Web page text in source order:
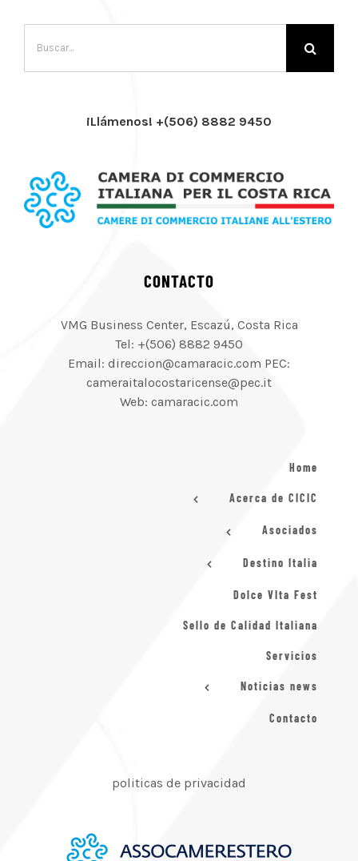
¡Llámenos! +(506) 8882 9450
CONTACTO
VMG Business Center, Escazú, Costa Rica
Tel: +(506) 8882 9450
Email: direccion@camaracic.com PEC:
cameraitalocostaricense@pec.it
Web: camaracic.com
Home
Acerca de CICIC
Asociados
Destino Italia
Dolce VIta Fest
Sello de Calidad Italiana
Servicios
Noticias news
Contacto
politicas de privacidad